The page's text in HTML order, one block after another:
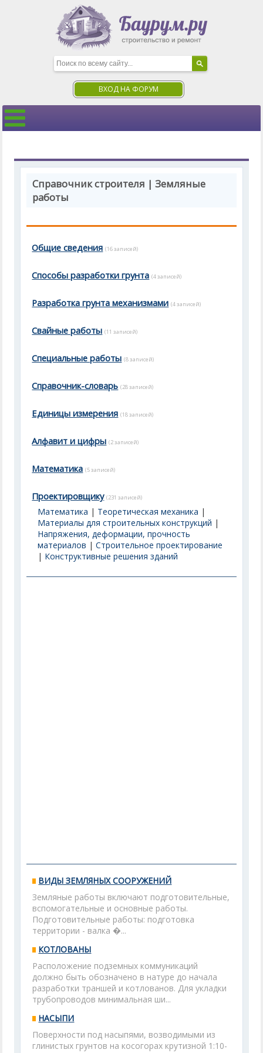
ВХОД НА ФОРУМ
Справочник строителя | Земляные
работы
Общие сведения (16 записей)
Способы разработки грунта (4 записей)
Разработка грунта механизмами (4 записей)
Свайные работы (11 записей)
Специальные работы (8 записей)
Справочник-словарь (28 записей)
Единицы измерения (18 записей)
Алфавит и цифры (2 записей)
Математика (5 записей)
Проектировщику (231 записей)
Математика | Теоретическая механика |
Материалы для строительных конструкций |
Напряжения, деформации, прочность
материалов |Строительное проектирование
| Конструктивные решения зданий
ВИДЫ ЗЕМЛЯНЫХ СООРУЖЕНИЙ
Земляные работы включают подготовительные,
вспомогательные и основные работы.
Подготовительные работы: подготовка
территории - валка �...
КОТЛОВАНЫ
Расположение подземных коммуникаций
должно быть обозначено в натуре до начала
разработки траншей и котлованов. Для укладки
трубопроводов минимальная ши...
НАСЫПИ
Поверхности под насыпями, возводимыми из
глинистых грунтов на косогорах крутизной 1:10-